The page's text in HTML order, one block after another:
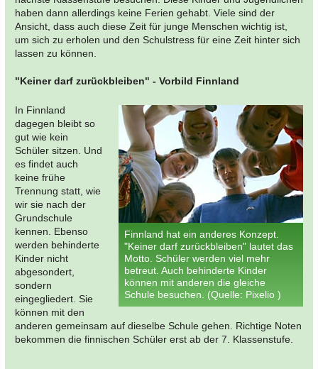
haben dann allerdings keine Ferien gehabt. Viele sind der
Ansicht, dass auch diese Zeit für junge Menschen wichtig ist,
um sich zu erholen und den Schulstress für eine Zeit hinter sich
lassen zu können.
"Keiner darf zurückbleiben" - Vorbild Finnland
Finnland hat ein anderes Konzept.
"Keiner darf zurückbleiben" lautet das
Motto. Schüler werden viel mehr
betreut. Auch behinderte Kinder
können mit anderen die gleiche
Schule besuchen. (Quelle: Pixelio )
In Finnland
dagegen bleibt so
gut wie kein
Schüler sitzen. Und
es findet auch
keine frühe
Trennung statt, wie
wir sie nach der
Grundschule
kennen. Ebenso
werden behinderte
Kinder nicht
abgesondert,
sondern
eingegliedert. Sie
können mit den
anderen gemeinsam auf dieselbe Schule gehen. Richtige Noten
bekommen die finnischen Schüler erst ab der 7. Klassenstufe.